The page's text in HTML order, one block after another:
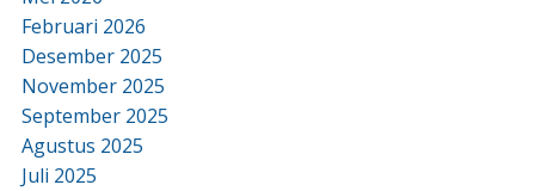
Februari 2026
Desember 2025
November 2025
September 2025
Agustus 2025
Juli 2025